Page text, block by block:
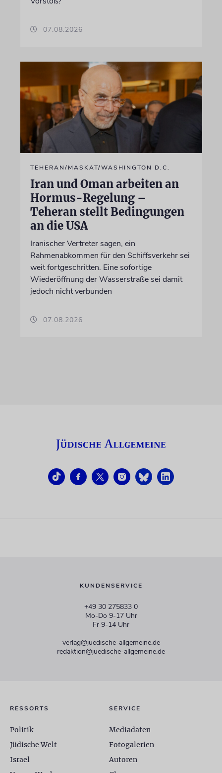
07.08.2026
TEHERAN/MASKAT/WASHINGTON D.C.
Iran und Oman arbeiten an
Hormus-Regelung –
Teheran stellt Bedingungen
an die USA
Iranischer Vertreter sagen, ein
Rahmenabkommen für den Schiffsverkehr sei
weit fortgeschritten. Eine sofortige
Wiederöffnung der Wasserstraße sei damit
jedoch nicht verbunden
07.08.2026
KUNDENSERVICE
+49 30 275833 0
Mo-Do 9-17 Uhr
Fr 9-14 Uhr
verlag@juedische-allgemeine.de
redaktion@juedische-allgemeine.de
RESSORTS
Politik
Jüdische Welt
Israel
SERVICE
Mediadaten
Fotogalerien
Autoren